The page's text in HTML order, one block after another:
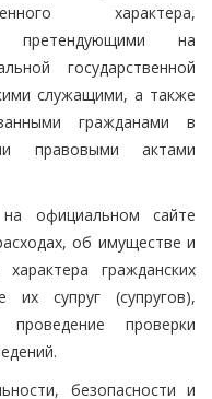
характера,
претендующими на
государственной
служащими, а также
гражданами в
правовыми актами
официальном сайте
об имуществе и
гражданских
супруг (супругов),
проверки
безопасности и